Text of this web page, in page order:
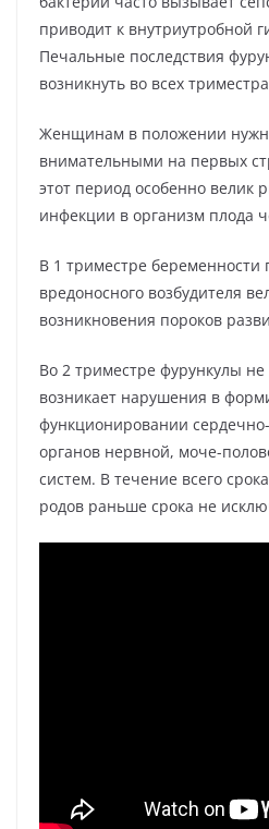
приводит к внутриутробной
Печальные последствия
возникнуть во всех
Женщинам в положении
внимательными на первых
этот период особенно велик
инфекции в организм плода
В 1 триместре беременности
вредоносного возбудителя
возникновения пороков
Во 2 триместре фурункулы
возникает нарушения в
функционировании
органов нервной, моче-
систем. В течение всего
родов раньше срока не